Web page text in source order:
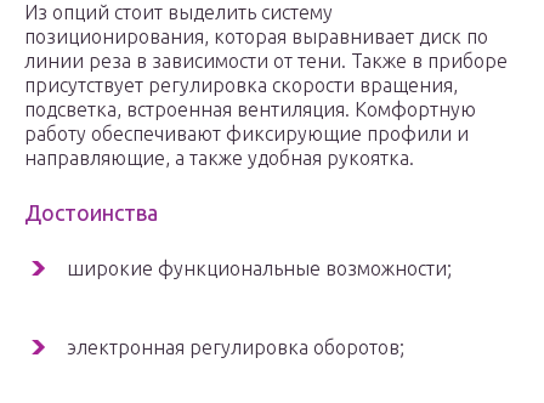
Из опций стоит выделить систему
позиционирования, которая выравнивает диск по
линии реза в зависимости от тени. Также в приборе
присутствует регулировка скорости вращения,
подсветка, встроенная вентиляция. Комфортную
работу обеспечивают фиксирующие профили и
направляющие, а также удобная рукоятка.
Достоинства
широкие функциональные возможности;
электронная регулировка оборотов;